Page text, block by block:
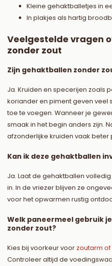
Kleine gehaktballetjes in
In plakjes als hartig
Veelgestelde vragen
zonder zout
Zijn gehaktballen zonder
Ja. Kruiden en specerijen zoals
koriander en piment geven veel
toe te voegen. Wanneer je
smaak in het begin anders zijn.
afzonderlijke kruiden vaak beter
Kan ik deze gehaktballen
Ja. Laat de gehaktballen
in. In de vriezer blijven ze
voor het opwarmen rustig
Welk paneermeel gebruik
zonder zout?
Kies bij voorkeur voor zoutarm
Controleer altijd de